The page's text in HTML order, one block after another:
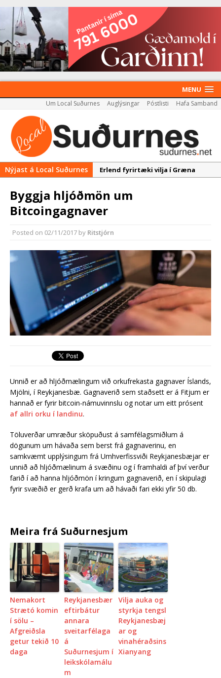
MENU
Um Local Suðurnes Auglýsingar Póstlisti Hafa Samband
Nýjast á Local Suðurnes
Erlend fyrirtæki vilja í Græna
Nýir aðilar taka við
almenningssamgöngum í
Reykjanesbær tæpum milljarði yfir
áætlun
Byggja hljóðmön um
Bitcoingagnaver
Posted on 02/11/2017 by Ritstjórn
Unnið er að hljóðmælingum við orkufrekasta gagnaver Íslands,
Mjölni, í Reykjanesbæ. Gagnaverið sem staðsett er á Fitjum er
hannað er fyrir bitcoin-námuvinnslu og notar um eitt prósent
af allri orku í landinu.
Töluverðar umræður sköpuðust á samfélagsmiðlum á
dögunum um hávaða sem berst frá gagnaverinu, en
samkvæmt upplýsingum frá Umhverfissviði Reykjanesbæjar er
unnið að hljóðmælinum á svæðinu og í framhaldi af því verður
farið í að hanna hljóðmön í kringum gagnaverið, en í skipulagi
fyrir svæðið er gerð krafa um að hávaði fari ekki yfir 50 db.
Meira frá Suðurnesjum
Nemakort
Strætó komin
í sölu –
Afgreiðsla
getur tekið 10
daga
Reykjanesbær
eftirbátur
annara
sveitarfélaga
á
Suðurnesjum í
leikskólamálu
m
Vilja auka og
styrkja tengsl
Reykjanesbæj
ar og
vinahéraðsins
Xianyang